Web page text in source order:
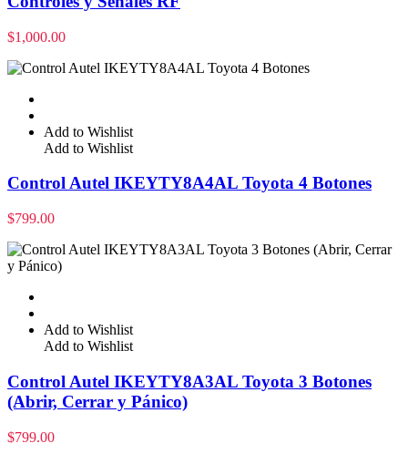
$1,000.00
Add to Wishlist
Add to Wishlist
Control Autel IKEYTY8A4AL Toyota 4 Botones
$799.00
Add to Wishlist
Add to Wishlist
Control Autel IKEYTY8A3AL Toyota 3 Botones
(Abrir, Cerrar y Pánico)
$799.00